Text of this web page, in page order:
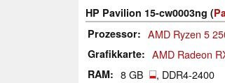
HP Pavilion 15-cw0003ng (
Prozessor
AMD Ryzen 5
Grafikkarte AMD Radeon
RAM 8 GB , DDR4-2400